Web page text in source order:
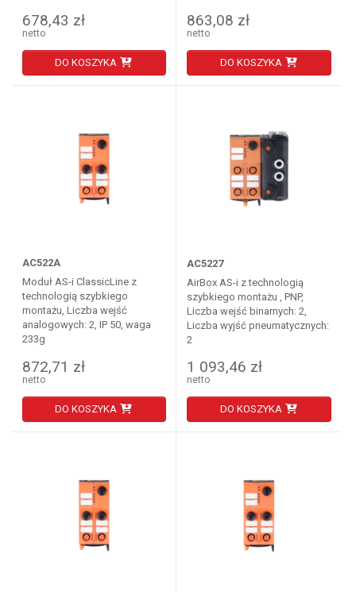
678,43 zł
netto
DO KOSZYKA
863,08 zł
netto
DO KOSZYKA
AC522A
Moduł AS-i ClassicLine z
technologią szybkiego
montażu, Liczba wejść
analogowych: 2, IP 50, waga
233g
872,71 zł
netto
DO KOSZYKA
AC5227
AirBox AS-i z technologią
szybkiego montażu , PNP,
Liczba wejść binarnych: 2,
Liczba wyjść pneumatycznych:
2
1 093,46 zł
netto
DO KOSZYKA